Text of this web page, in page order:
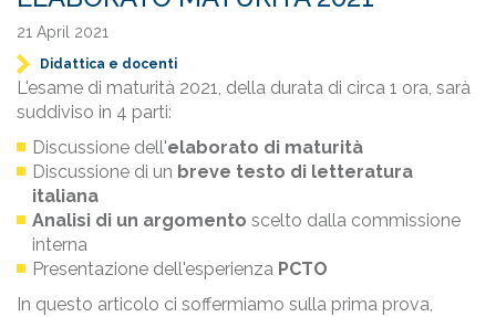
21 April 2021
Didattica e docenti
L'esame di maturità 2021, della durata di circa 1 ora, sarà
suddiviso in 4 parti:
Discussione dell'elaborato di maturità
Discussione di un breve testo di letteratura
italiana
Analisi di un argomento scelto dalla commissione
interna
Presentazione dell'esperienza PCTO
In questo articolo ci soffermiamo sulla prima prova,